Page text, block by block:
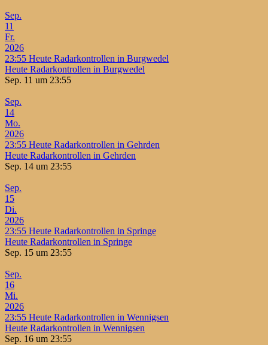
Sep.
11
Fr.
2026
23:55 Heute Radarkontrollen in Burgwedel
Heute Radarkontrollen in Burgwedel
Sep. 11 um 23:55
Sep.
14
Mo.
2026
23:55 Heute Radarkontrollen in Gehrden
Heute Radarkontrollen in Gehrden
Sep. 14 um 23:55
Sep.
15
Di.
2026
23:55 Heute Radarkontrollen in Springe
Heute Radarkontrollen in Springe
Sep. 15 um 23:55
Sep.
16
Mi.
2026
23:55 Heute Radarkontrollen in Wennigsen
Heute Radarkontrollen in Wennigsen
Sep. 16 um 23:55